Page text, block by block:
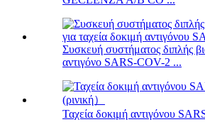
Συσκευή συστήματος διπλής
αντιγόνο SARS-COV-2 ...
Ταχεία δοκιμή αντιγόνου